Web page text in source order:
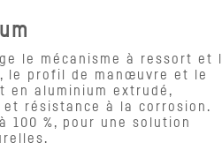
le mécanisme à ressort et
le profil de manœuvre et le
en aluminium extrudé,
résistance à la corrosion.
100 %, pour une solution